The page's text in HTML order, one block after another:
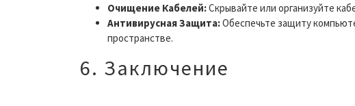
Очищение Кабелей:Скрывайте или организуйте
Антивирусная Защита:Обеспечьте защиту
пространстве.
6. Заключение